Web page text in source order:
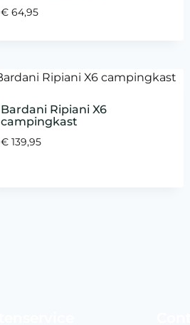
€ 64,95
Bardani Ripiani X6
campingkast
€ 139,95